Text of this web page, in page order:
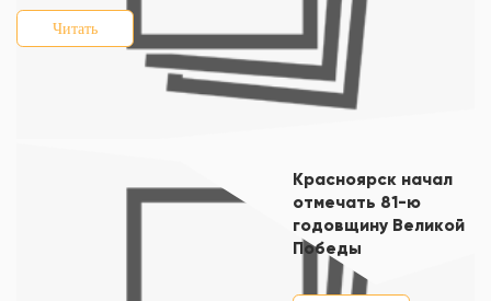
Читать
Красноярск начал
отмечать 81-ю
годовщину Великой
Победы